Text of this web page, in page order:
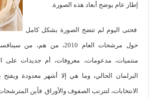
إطار عام يوضح أبعاد هذه الصورة.
فحتى اليوم لم تتضح الصورة بشكل كامل
حول مرشحات العام 2010، من
منتميات، مدعومات، معروفات، أم جديدات على
البرلمان الحالي، وما هي إلا أشهر معدودة ويفتح
الانتخابات، لتترتب الصفوف والأوراق. فأين